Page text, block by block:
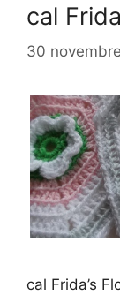
cal
30
cal Frida’s